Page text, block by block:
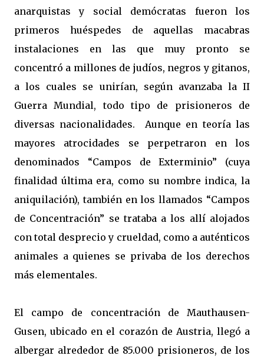
anarquistas y social demócratas fueron los
primeros huéspedes de aquellas macabras
instalaciones en las que muy pronto se
concentró a millones de judíos, negros y gitanos,
a los cuales se unirían, según avanzaba la II
Guerra Mundial, todo tipo de prisioneros de
diversas nacionalidades.
Aunque en teoría las
mayores atrocidades se perpetraron en los
denominados “Campos de Exterminio” (cuya
finalidad última era, como su nombre indica, la
aniquilación), también en los llamados “Campos
de Concentración” se trataba a los allí alojados
con total desprecio y crueldad, como a auténticos
animales a quienes se privaba de los derechos
más elementales.
El campo de concentración de Mauthausen-
Gusen, ubicado en el corazón de Austria, llegó a
albergar alrededor de 85.000 prisioneros, de los